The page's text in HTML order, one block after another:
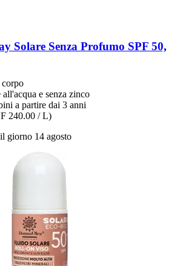
Solare Senza Profumo SPF 50,
corpo
all'acqua e senza zinco
a partire dai 3 anni
240.00 / L)
giorno 14 agosto